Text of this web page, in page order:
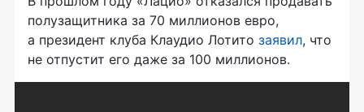
полузащитника за 70 миллионов евро,
а президент клуба Клаудио Лотито заявил, что
не отпустит его даже за 100 миллионов.